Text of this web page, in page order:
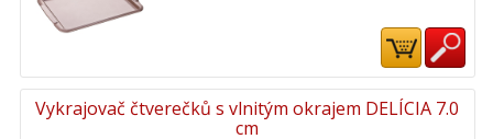
Vykrajovač čtverečků s vlnitým okrajem DELÍCIA 7.0
cm